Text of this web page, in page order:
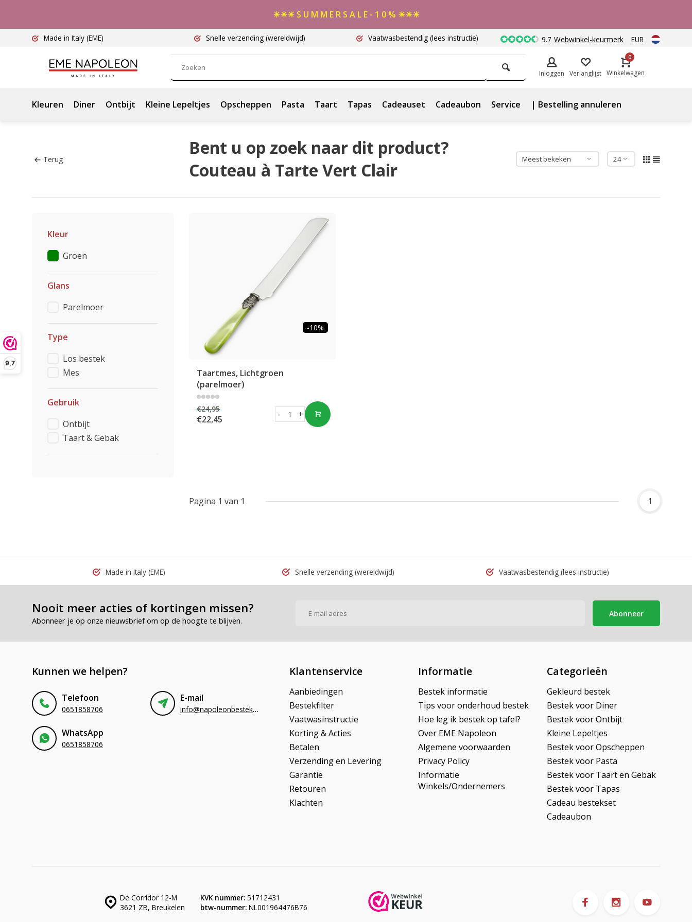
9,7
☀☀☀ S U M M E R S A L E - 1 0 % ☀☀☀
Made in Italy (EME) Snelle verzending (wereldwijd) Vaatwasbestendig (lees instructie) 9.7 Webwinkel-keurmerk EUR
Inloggen Verlanglijst
0
Winkelwagen
Kleuren Diner Ontbijt Kleine Lepeltjes Opscheppen Pasta Taart Tapas Cadeauset Cadeaubon Service | Bestelling annuleren
Terug
Bent u op zoek naar dit product?
Couteau à Tarte Vert Clair
Kleur
Groen
Glans
Parelmoer
Type
Los bestek
Mes
Gebruik
Ontbijt
Taart & Gebak
-10%
Taartmes, Lichtgroen
(parelmoer)
€24,95
€22,45 +
-
Pagina 1 van 1 1
Made in Italy (EME) Snelle verzending (wereldwijd) Vaatwasbestendig(lees instructie)
Nooit meer acties of kortingen missen?
Abonneer je op onze nieuwsbrief om op de hoogte te blijven.
Abonneer
Kunnen we helpen?
Telefoon
0651858706
E-mail
info@napoleonbestek.nl
WhatsApp
0651858706
Klantenservice
Aanbiedingen
Bestekfilter
Vaatwasinstructie
Korting & Acties
Betalen
Verzending en Levering
Garantie
Retouren
Klachten
Informatie
Bestek informatie
Tips voor onderhoud bestek
Hoe leg ik bestek op tafel?
Over EME Napoleon
Algemene voorwaarden
Privacy Policy
Informatie
Winkels/Ondernemers
Categorieën
Gekleurd bestek
Bestek voor Diner
Bestek voor Ontbijt
Kleine Lepeltjes
Bestek voor Opscheppen
Bestek voor Pasta
Bestek voor Taart en Gebak
Bestek voor Tapas
Cadeau bestekset
Cadeaubon
De Corridor 12-M
3621 ZB, Breukelen
KVK nummer: 51712431
btw-nummer: NL001964476B76